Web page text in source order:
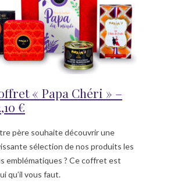
« Papa Chéri » –
€
père souhaite découvrir une
sélection de nos produits les
emblématiques ? Ce coffret est
qu’il vous faut.